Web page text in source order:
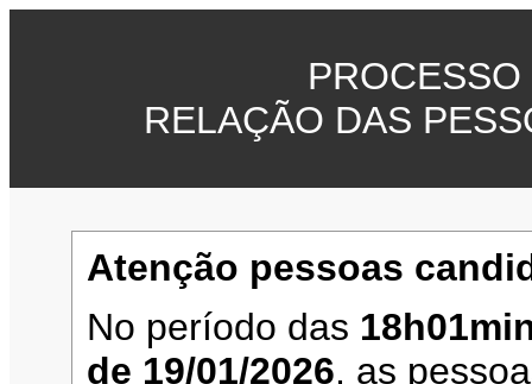
RELAÇÃO DAS
Atenção pessoas
No período das
de 19/01/2026, as